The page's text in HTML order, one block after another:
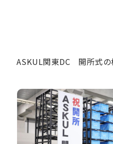
ASKUL関東DC 開所式の